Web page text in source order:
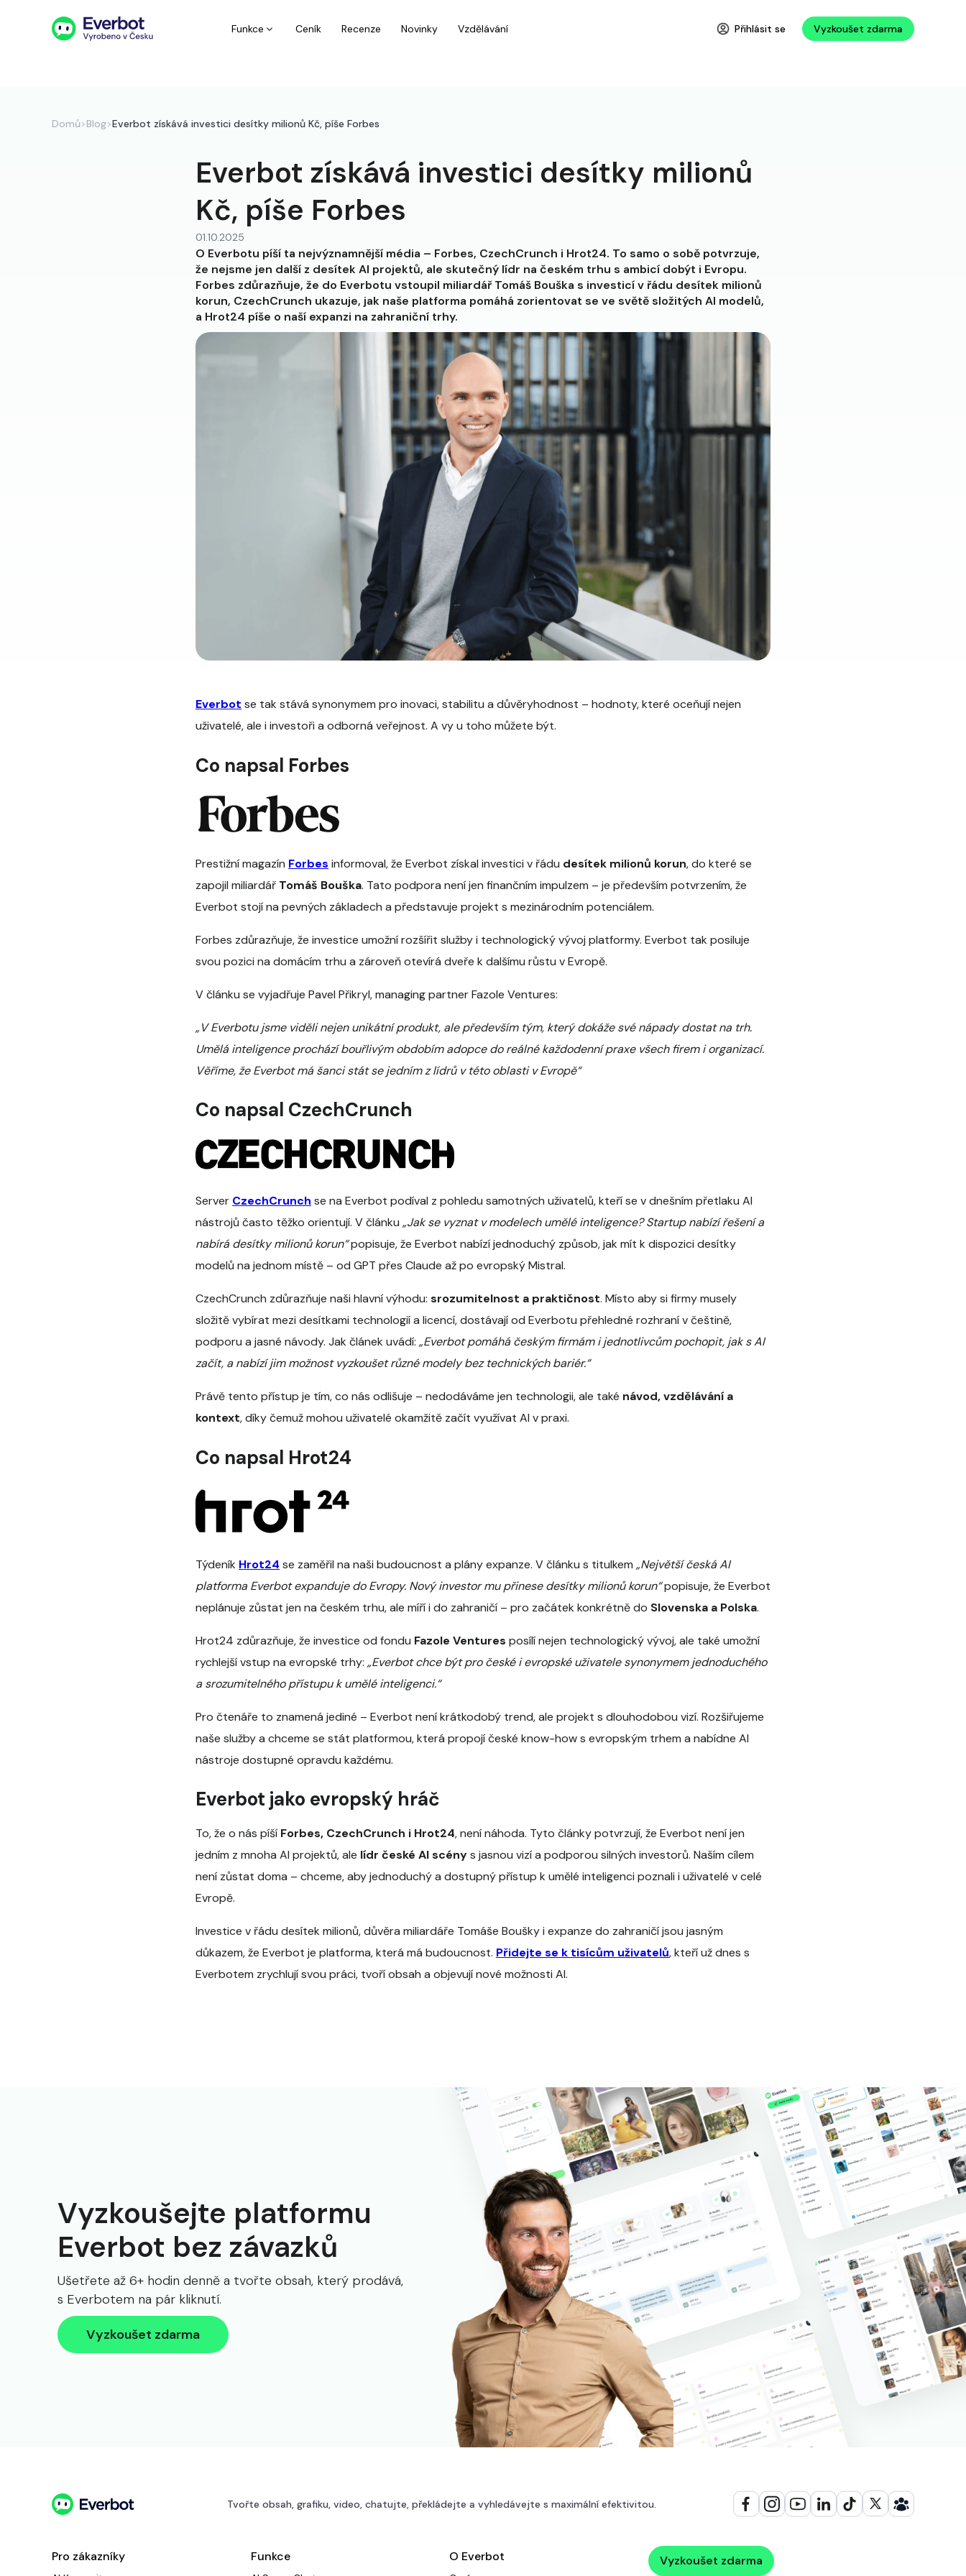
Funkce Ceník Recenze Novinky Vzdělávání Přihlásit se Vyzkoušet zdarma
Domů>Blog>Everbot získává investici desítky milionů Kč, píše Forbes
Everbot získává investici desítky milionů
Kč, píše Forbes
01.10.2025
O Everbotu píší ta nejvýznamnější média – Forbes, CzechCrunch i Hrot24. To samo o sobě potvrzuje,
že nejsme jen další z desítek AI projektů, ale skutečný lídr na českém trhu s ambicí dobýt i Evropu.
Forbes zdůrazňuje, že do Everbotu vstoupil miliardář Tomáš Bouška s investicí v řádu desítek milionů
korun, CzechCrunch ukazuje, jak naše platforma pomáhá zorientovat se ve světě složitých AI modelů,
a Hrot24 píše o naší expanzi na zahraniční trhy.
Everbot se tak stává synonymem pro inovaci, stabilitu a důvěryhodnost – hodnoty, které oceňují nejen
uživatelé, ale i investoři a odborná veřejnost. A vy u toho můžete být.
Co napsal Forbes
Prestižní magazín Forbes informoval, že Everbot získal investici v řádu desítek milionů korun, do které se
zapojil miliardář Tomáš Bouška. Tato podpora není jen finančním impulzem – je především potvrzením, že
Everbot stojí na pevných základech a představuje projekt s mezinárodním potenciálem.
Forbes zdůrazňuje, že investice umožní rozšířit služby i technologický vývoj platformy. Everbot tak posiluje
svou pozici na domácím trhu a zároveň otevírá dveře k dalšímu růstu v Evropě.
V článku se vyjadřuje Pavel Přikryl, managing partner Fazole Ventures:
„V Everbotu jsme viděli nejen unikátní produkt, ale především tým, který dokáže své nápady dostat na trh.
Umělá inteligence prochází bouřlivým obdobím adopce do reálné každodenní praxe všech firem i organizací.
Věříme, že Everbot má šanci stát se jedním z lídrů v této oblasti v Evropě“
Co napsal CzechCrunch
Server CzechCrunch se na Everbot podíval z pohledu samotných uživatelů, kteří se v dnešním přetlaku AI
nástrojů často těžko orientují. V článku „Jak se vyznat v modelech umělé inteligence? Startup nabízí řešení a
nabírá desítky milionů korun“popisuje, že Everbot nabízí jednoduchý způsob, jak mít k dispozici desítky
modelů na jednom místě – od GPT přes Claude až po evropský Mistral.
CzechCrunch zdůrazňuje naši hlavní výhodu: srozumitelnost a praktičnost. Místo aby si firmy musely
složitě vybírat mezi desítkami technologií a licencí, dostávají od Everbotu přehledné rozhraní v češtině,
podporu a jasné návody. Jak článek uvádí: „Everbot pomáhá českým firmám i jednotlivcům pochopit, jak s AI
začít, a nabízí jim možnost vyzkoušet různé modely bez technických bariér.“
Právě tento přístup je tím, co nás odlišuje – nedodáváme jen technologii, ale také návod, vzdělávání a
kontext, díky čemuž mohou uživatelé okamžitě začít využívat AI v praxi.
Co napsal Hrot24
Týdeník Hrot24 se zaměřil na naši budoucnost a plány expanze. V článku s titulkem „Největší česká AI
platforma Everbot expanduje do Evropy. Nový investor mu přinese desítky milionů korun“popisuje, že Everbot
neplánuje zůstat jen na českém trhu, ale míří i do zahraničí – pro začátek konkrétně do Slovenska a Polska.
Hrot24 zdůrazňuje, že investice od fondu Fazole Ventures posílí nejen technologický vývoj, ale také umožní
rychlejší vstup na evropské trhy: „Everbot chce být pro české i evropské uživatele synonymem jednoduchého
a srozumitelného přístupu k umělé inteligenci.“
Pro čtenáře to znamená jediné – Everbot není krátkodobý trend, ale projekt s dlouhodobou vizí. Rozšiřujeme
naše služby a chceme se stát platformou, která propojí české know-how s evropským trhem a nabídne AI
nástroje dostupné opravdu každému.
Everbot jako evropský hráč
To, že o nás píší Forbes, CzechCrunch i Hrot24, není náhoda. Tyto články potvrzují, že Everbot není jen
jedním z mnoha AI projektů, ale lídr české AI scénys jasnou vizí a podporou silných investorů. Naším cílem
není zůstat doma – chceme, aby jednoduchý a dostupný přístup k umělé inteligenci poznali i uživatelé v celé
Evropě.
Investice v řádu desítek milionů, důvěra miliardáře Tomáše Boušky i expanze do zahraničí jsou jasným
důkazem, že Everbot je platforma, která má budoucnost. Přidejte se k tisícům uživatelů, kteří už dnes s
Everbotem zrychlují svou práci, tvoří obsah a objevují nové možnosti AI.
Vyzkoušejte platformu
Everbot bez závazků
Ušetřete až 6+ hodin denně a tvořte obsah, který prodává,
s Everbotem na pár kliknutí.
Vyzkoušet zdarma
Tvořte obsah, grafiku, video, chatujte, překládejte a vyhledávejte s maximální efektivitou.
Pro zákazníky Funkce O Everbot Vyzkoušet zdarma